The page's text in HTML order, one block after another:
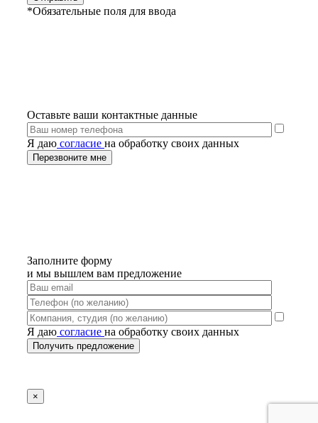
*Обязательные поля для ввода
Оставьте ваши контактные данные
Я даю согласие на обработку своих данных
Заполните форму
и мы вышлем вам предложение
Я даю согласие на обработку своих данных
×